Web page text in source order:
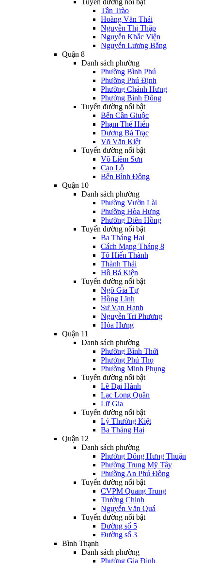
Tuyến đường nổi bật
Tân Trào
Hoàng Văn Thái
Nguyễn Thị Thập
Nguyễn Khắc Viện
Nguyễn Lương Bằng
Quận 8
Danh sách phường
Phường Bình Phú
Phường Phú Định
Phường Chánh Hưng
Phường Bình Đông
Tuyến đường nổi bật
Bến Cần Giuộc
Phạm Thế Hiển
Dương Bá Trạc
Võ Văn Kiệt
Tuyến đường nổi bật
Võ Liêm Sơn
Cao Lỗ
Bến Bình Đông
Quận 10
Danh sách phường
Phường Vườn Lài
Phường Hòa Hưng
Phường Diên Hồng
Tuyến đường nổi bật
Ba Tháng Hai
Cách Mạng Tháng 8
Tô Hiến Thành
Thành Thái
Hồ Bá Kiện
Tuyến đường nổi bật
Ngô Gia Tự
Hồng Lĩnh
Sư Vạn Hạnh
Nguyễn Tri Phương
Hòa Hưng
Quận 11
Danh sách phường
Phường Bình Thới
Phường Phú Thọ
Phường Minh Phụng
Tuyến đường nổi bật
Lê Đại Hành
Lạc Long Quân
Lữ Gia
Tuyến đường nổi bật
Lý Thường Kiệt
Ba Tháng Hai
Quận 12
Danh sách phường
Phường Đông Hưng Thuận
Phường Trung Mỹ Tây
Phường An Phú Đông
Tuyến đường nổi bật
CVPM Quang Trung
Trường Chinh
Nguyễn Văn Quá
Tuyến đường nổi bật
Đường số 5
Đường số 3
Bình Thạnh
Danh sách phường
Phường Gia Định